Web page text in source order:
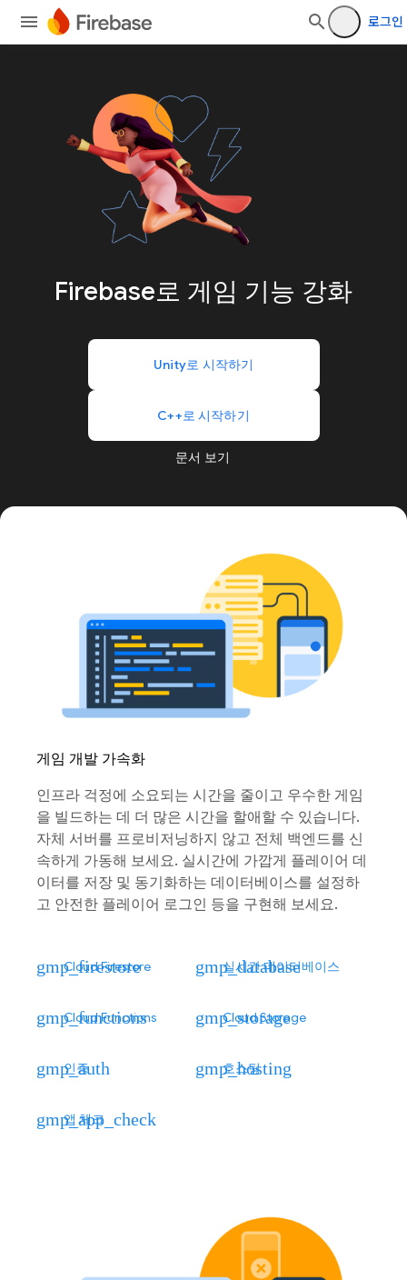
로그인
Firebase로 게임 기능 강화
Unity로 시작하기
C++로 시작하기
문서 보기
게임 개발 가속화
인프라 걱정에 소요되는 시간을 줄이고 우수한 게임
을 빌드하는 데 더 많은 시간을 할애할 수 있습니다.
자체 서버를 프로비저닝하지 않고 전체 백엔드를 신
속하게 가동해 보세요. 실시간에 가깝게 플레이어 데
이터를 저장 및 동기화하는 데이터베이스를 설정하
고 안전한 플레이어 로그인 등을 구현해 보세요.
gmp_firestore
Cloud Firestore gmp_database
실시간 데이터베이스
gmp_functions
Cloud Functions gmp_storage
Cloud Storage
gmp_auth
인증 gmp_hosting
호스팅
gmp_app_check
앱 체크